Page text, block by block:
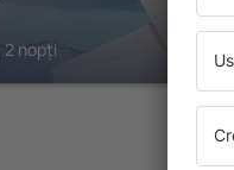
2 nopți